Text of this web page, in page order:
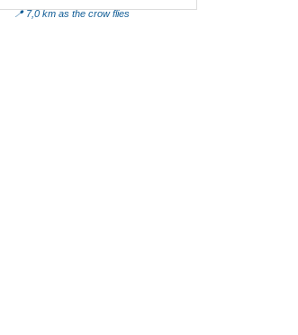
📍 7,0 km as the crow flies